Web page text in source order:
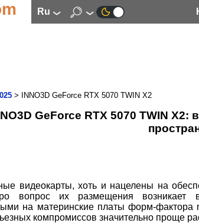
ru
> INNO3D GeForce RTX 5070 TWIN X2
GeForce RTX 5070 TWIN X2:
видеокарты, хоть и нацелены на
вопрос их размещения возникает
на материнские платы форм-
компромиссов значительно проще